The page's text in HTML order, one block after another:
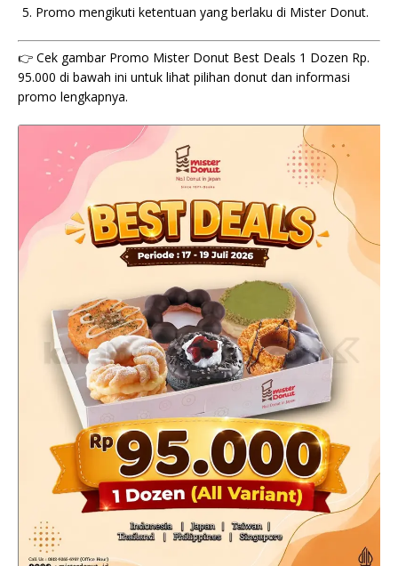
Promo mengikuti ketentuan yang berlaku di Mister Donut.
👉 Cek gambar Promo Mister Donut Best Deals 1 Dozen Rp.
95.000 di bawah ini untuk lihat pilihan donut dan informasi
promo lengkapnya.